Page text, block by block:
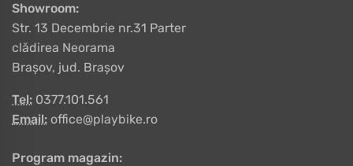
Showroom:
Str. 13 Decembrie nr.31 Parter
clădirea Neorama
Brașov, jud. Brașov
Tel: 0377.101.561
Email: office@playbike.ro
Program magazin: